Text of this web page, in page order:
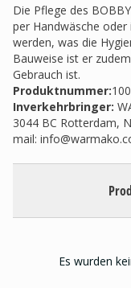
Die Pflege des
per Handwäsche oder
werden, was die
Bauweise ist er
Gebrauch ist.
Produktnummer:
Inverkehrbringer:
3044 BC Rotterdam,
mail:
Es wurden